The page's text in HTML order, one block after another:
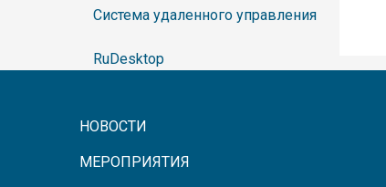
Система удаленного управления
RuDesktop
НОВОСТИ
МЕРОПРИЯТИЯ